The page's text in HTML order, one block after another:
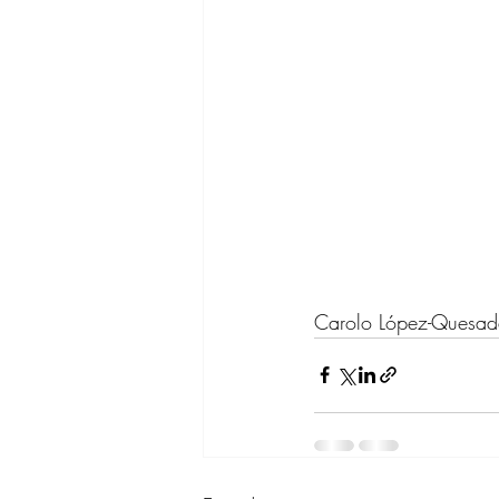
Carolo López-